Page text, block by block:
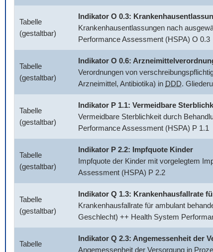
Tabelle
(gestaltbar)
Indikator O 0.3:
Krankenhausentlassungen nach
Performance Assessment (HSPA) O 0.3
Tabelle
(gestaltbar)
Indikator O 0.6:
Verordnungen von
Arzneimittel, Antibiotika) in DDD.
Tabelle
(gestaltbar)
Indikator P 1.1: Vermeidbare
Vermeidbare Sterblichkeit durch
Performance Assessment (HSPA) P 1.1
Tabelle
(gestaltbar)
Indikator P 2.2: Impfquote Kinder
Impfquote der Kinder mit vorgelegtem
Assessment (HSPA) P 2.2
Tabelle
(gestaltbar)
Indikator Q 1.3: Krankenhausfallrate
Krankenhausfallrate für ambulant
Geschlecht) ++ Health System
Tabelle
Indikator Q 2.3: Angemessenheit der
Angemessenheit der Versorgung in